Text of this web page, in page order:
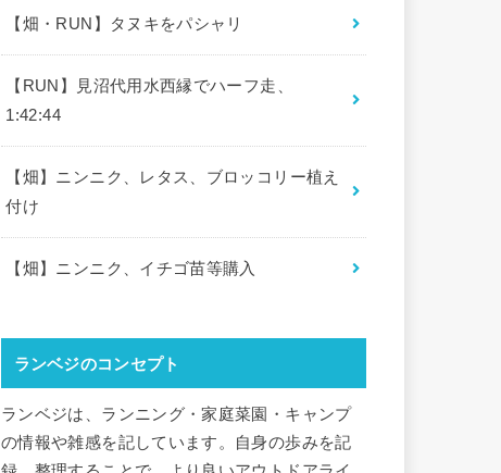
【畑・RUN】タヌキをパシャリ
【RUN】見沼代用水西縁でハーフ走、
1:42:44
【畑】ニンニク、レタス、ブロッコリー植え
付け
【畑】ニンニク、イチゴ苗等購入
ランベジのコンセプト
ランベジは、ランニング・家庭菜園・キャンプ
の情報や雑感を記しています。自身の歩みを記